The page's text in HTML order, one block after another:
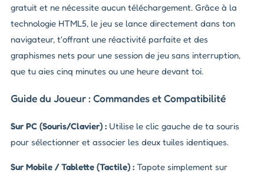
gratuit et ne nécessite aucun téléchargement. Grâce à la
technologie HTML5, le jeu se lance directement dans ton
navigateur, t'offrant une réactivité parfaite et des
graphismes nets pour une session de jeu sans interruption,
que tu aies cinq minutes ou une heure devant toi.
Guide du Joueur : Commandes et Compatibilité
Sur PC (Souris/Clavier) : Utilise le clic gauche de ta souris
pour sélectionner et associer les deux tuiles identiques.
Sur Mobile / Tablette (Tactile) : Tapote simplement sur